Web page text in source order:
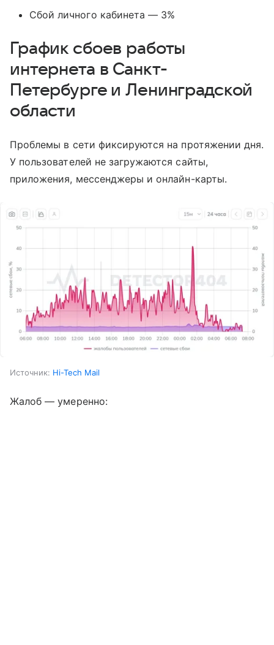
Сбой личного кабинета — 3%
График сбоев работы
интернета в Санкт-
Петербурге и Ленинградской
области
Проблемы в сети фиксируются на протяжении дня.
У пользователей не загружаются сайты,
приложения, мессенджеры и онлайн-карты.
Источник: Hi-Tech Mail
Жалоб — умеренно: